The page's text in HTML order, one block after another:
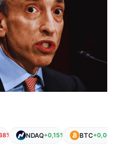
NDAQ+0,15% BTC+0,00%